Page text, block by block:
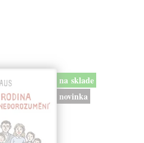
na sklade
novinka